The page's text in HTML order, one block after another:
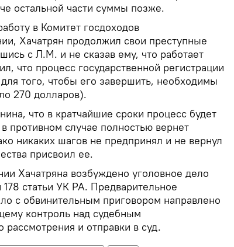
остальной части суммы позже.
в Комитет госдоходов
Хачатрян продолжил свои преступные
с Л.М. и не сказав ему, что работает
что процесс государственной регистрации
того, чтобы его завершить, необходимы
270 долларов).
что в кратчайшие сроки процесс будет
противном случае полностью вернет
никаких шагов не предпринял и не вернул
присвоил ее.
Хачатряна возбуждено уголовное дело
178 статьи УК РА. Предварительное
с обвинительным приговором направлено
контроль над судебным
рассмотрения и отправки в суд.